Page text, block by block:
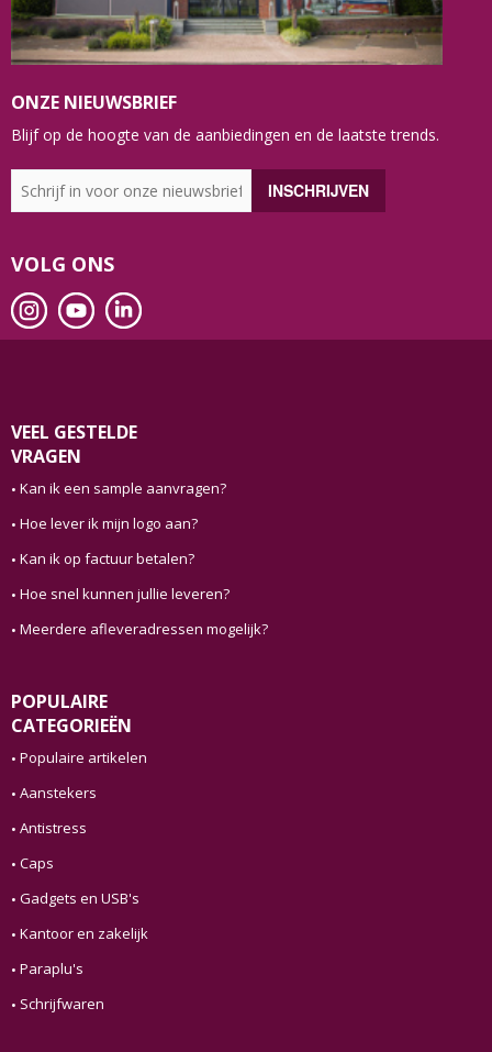
ONZE NIEUWSBRIEF
Blijf op de hoogte van de aanbiedingen en de laatste trends.
VOLG ONS
VEEL GESTELDE
VRAGEN
Kan ik een sample aanvragen?
Hoe lever ik mijn logo aan?
Kan ik op factuur betalen?
Hoe snel kunnen jullie leveren?
Meerdere afleveradressen mogelijk?
POPULAIRE
CATEGORIEËN
Populaire artikelen
Aanstekers
Antistress
Caps
Gadgets en USB's
Kantoor en zakelijk
Paraplu's
Schrijfwaren